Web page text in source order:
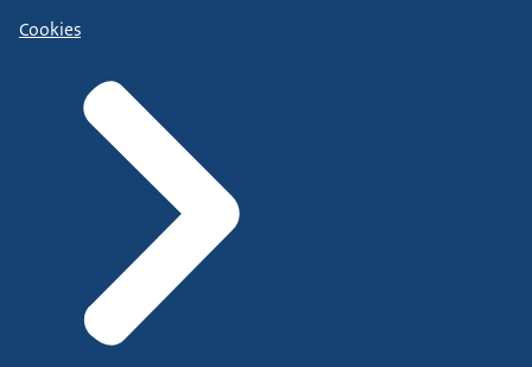
Cookies